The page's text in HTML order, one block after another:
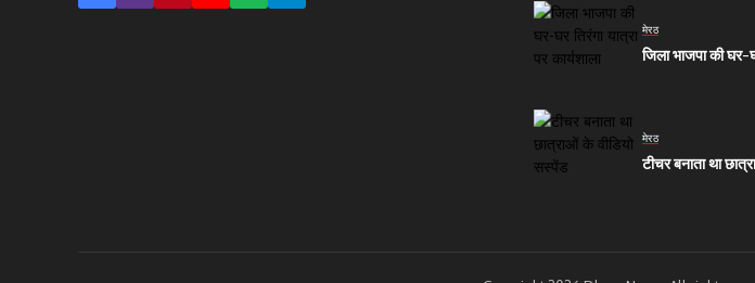
मेरठ
जिला भाजपा की घर-
मेरठ
टीचर बनाता था